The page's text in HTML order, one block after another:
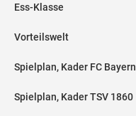
Ess-Klasse
Vorteilswelt
Spielplan, Kader FC Bayern
Spielplan, Kader TSV 1860